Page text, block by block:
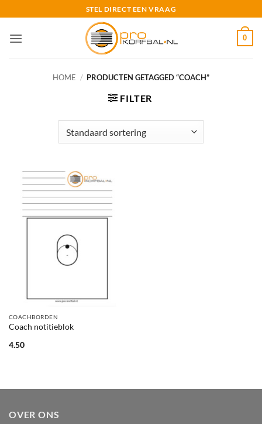
naar
inhoud
STEL DIRECT EEN VRAAG
0
HOME / PRODUCTEN GETAGGED “COACH”
FILTER
COACHBORDEN
Coach notitieblok
4.50
OVER ONS